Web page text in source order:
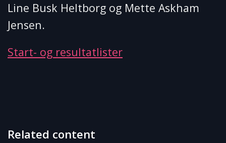
Line Busk Heltborg og Mette Askham
Jensen.
Start- og resultatlister
Related content